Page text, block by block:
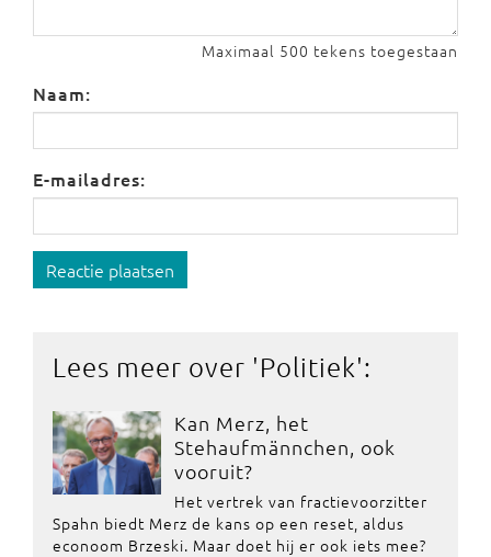
Maximaal 500 tekens toegestaan
Naam:
E-mailadres:
Reactie plaatsen
Lees meer over 'Politiek':
Kan Merz, het
Stehaufmännchen, ook
vooruit?
Het vertrek van fractievoorzitter
Spahn biedt Merz de kans op een reset, aldus
econoom Brzeski. Maar doet hij er ook iets mee?